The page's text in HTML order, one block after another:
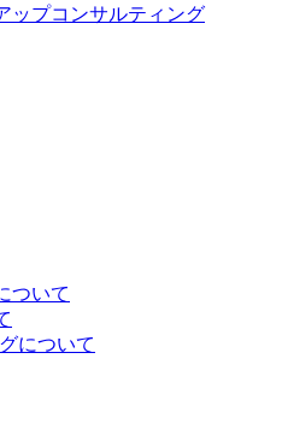
ップコンサルティング
ついて
について